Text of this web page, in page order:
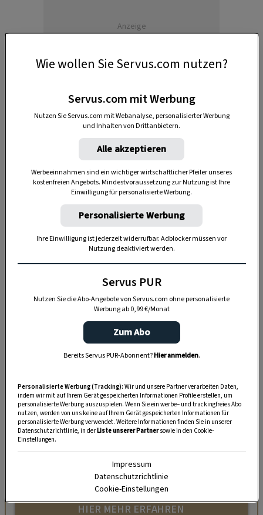
Anzeige
„Heimatleuchten“ist immer
20:15 Uhrauf ServusTV zu sehen. Weitere Infos und die
Sendungen zum Nachsehen gibt es
servustv.com/heimatleuchten.
„Servus Garten“ auf WhatsApp
Nutzen Sie WhatsApp auf Ihrem Handy und lieben es, auf
dem Balkon, der Terrasse oder im Garten zu werkeln? In
unserem kostenlosen WhatsApp-Kanal finden Sie täglich
Tipps und Tricks für Garten, Terrasse, Balkon- und
HIER MEHR ERFAHREN
Wie wollen Sie Servus.com nutzen?
Servus.com mit Werbung
Nutzen Sie Servus.com mit Webanalyse, personalisierter Werbung
und Inhalten von Drittanbietern.
Alle akzeptieren
Werbeeinnahmen sind ein wichtiger wirtschaftlicher Pfeiler unseres
kostenfreien Angebots. Mindestvoraussetzung zur Nutzung ist Ihre
Einwilligung für personalisierte Werbung.
Personalisierte Werbung
Ihre Einwilligung ist jederzeit widerrufbar. Adblocker müssen vor
Nutzung deaktiviert werden.
Servus PUR
Nutzen Sie die Abo-Angebote von Servus.com ohne personalisierte
Werbung ab 0,99 €/Monat
Zum Abo
Bereits Servus PUR-Abonnent?Hier anmelden.
Personalisierte Werbung (Tracking): Wir und unsere Partner verarbeiten Daten,
indem wir mit auf Ihrem Gerät gespeicherten Informationen Profile erstellen, um
personalisierte Werbung auszuspielen. Wenn Sie ein werbe– und trackingfreies Abo
nutzen, werden von uns keine auf Ihrem Gerät gespeicherten Informationen für
personalisierte Werbung verwendet. Weitere Informationen finden Sie in unserer
Datenschutzrichtlinie, in derListe unserer Partnersowie in den Cookie-
Einstellungen.
Impressum
Datenschutzrichtlinie
Cookie-Einstellungen